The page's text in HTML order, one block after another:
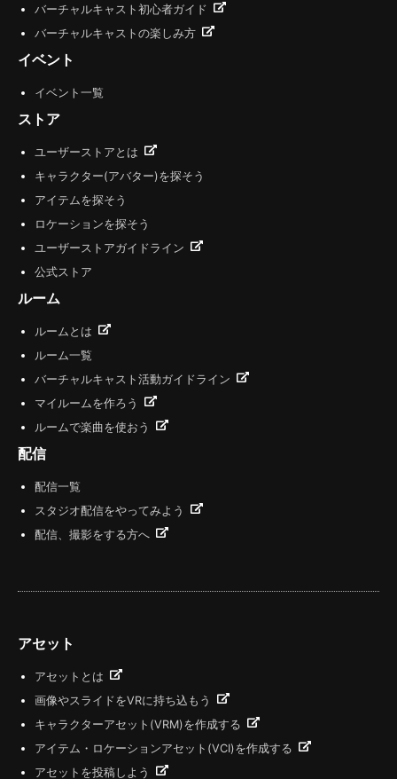
バーチャルキャスト初心者ガイド
バーチャルキャストの楽しみ方
イベント
イベント一覧
ストア
ユーザーストアとは
キャラクター(アバター)を探そう
アイテムを探そう
ロケーションを探そう
ユーザーストアガイドライン
公式ストア
ルーム
ルームとは
ルーム一覧
バーチャルキャスト活動ガイドライン
マイルームを作ろう
ルームで楽曲を使おう
配信
配信一覧
スタジオ配信をやってみよう
配信、撮影をする方へ
アセット
アセットとは
画像やスライドをVRに持ち込もう
キャラクターアセット(VRM)を作成する
アイテム・ロケーションアセット(VCI)を作成する
アセットを投稿しよう